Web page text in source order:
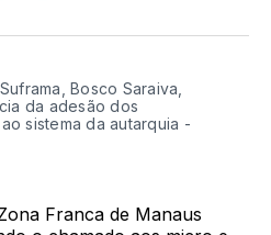
Email
Bosco Saraiva,
da adesão dos
sistema da autarquia -
Franca de Manaus